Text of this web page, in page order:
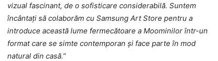
vizual fascinant, de o sofisticare considerabilă. Suntem
încântați să colaborăm cu Samsung Art Store pentru a
introduce această lume fermecătoare a Moominilor într-un
format care se simte contemporan și face parte în mod
natural din casă.”